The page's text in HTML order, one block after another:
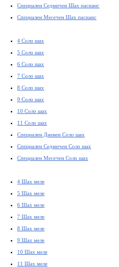
Специален Седмичен Шах пасианс
Специален Месечен Шах пасианс
4 Соло шах
5 Соло шах
6 Соло шах
7 Соло шах
8 Соло шах
9 Соло шах
10 Соло шах
11 Соло шах
Специален Дневен Соло шах
Специален Седмичен Соло шах
Специален Месечен Соло шах
4 Шах меле
5 Шах меле
6 Шах меле
7 Шах меле
8 Шах меле
9 Шах меле
10 Шах меле
11 Шах меле